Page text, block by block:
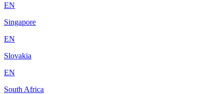
EN
Singapore
EN
Slovakia
EN
South Africa